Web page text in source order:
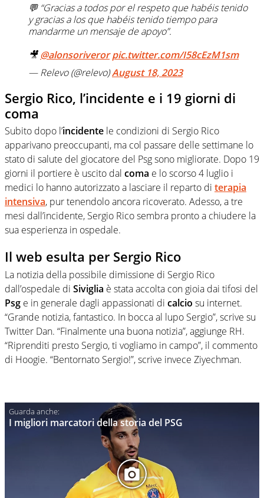
💬 “Gracias a todos por el respeto que habéis tenido
y gracias a los que habéis tenido tiempo para
mandarme un mensaje de apoyo”.
🎥@alonsoriveror pic.twitter.com/I58cEzM1sm
— Relevo (@relevo)August 18, 2023
Sergio Rico, l’incidente e i 19 giorni di
coma
Subito dopo l’incidente le condizioni di Sergio Rico
apparivano preoccupanti, ma col passare delle settimane lo
stato di salute del giocatore del Psg sono migliorate. Dopo 19
giorni il portiere è uscito dal coma e lo scorso 4 luglio i
medici lo hanno autorizzato a lasciare il reparto di terapia
intensiva, pur tenendolo ancora ricoverato. Adesso, a tre
mesi dall’incidente, Sergio Rico sembra pronto a chiudere la
sua esperienza in ospedale.
Il web esulta per Sergio Rico
La notizia della possibile dimissione di Sergio Rico
dall’ospedale di Siviglia è stata accolta con gioia dai tifosi del
Psg e in generale dagli appassionati di calcio su internet.
“Grande notizia, fantastico. In bocca al lupo Sergio”, scrive su
Twitter Dan. “Finalmente una buona notizia”, aggiunge RH.
“Riprenditi presto Sergio, ti vogliamo in campo”, il commento
di Hoogie. “Bentornato Sergio!”, scrive invece Ziyechman.
I migliori marcatori della storia del PSG